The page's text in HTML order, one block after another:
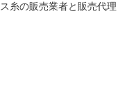
の販売業者と販売代理